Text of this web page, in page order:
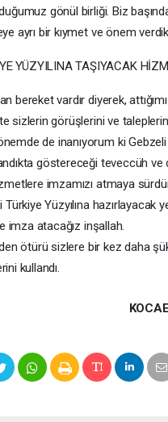
gönül birliği. Biz
ayrı bir kıymet ve önem verdik.
YÜZYILINA TAŞIYACAK
bereket vardır diyerek,
sizlerin görüşlerini ve
de inanıyorum ki Gebzeli
göstereceği teveccüh ve
imzamızı atmaya
Yüzyılına hazırlayacak
imza atacağız inşallah.
ötürü sizlere bir kez daha
kullandı.